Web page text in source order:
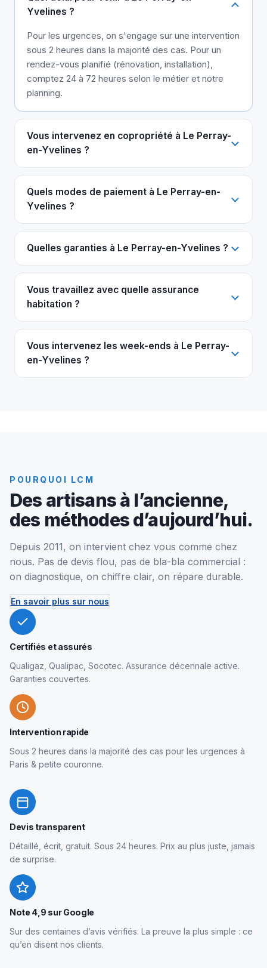
Yvelines ?
Pour les urgences, on s'engage sur une intervention
sous 2 heures dans la majorité des cas. Pour un
rendez-vous planifié (rénovation, installation),
comptez 24 à 72 heures selon le métier et notre
planning.
Vous intervenez en copropriété à Le Perray-
en-Yvelines ?
Quels modes de paiement à Le Perray-en-
Yvelines ?
Quelles garanties à Le Perray-en-Yvelines ?
Vous travaillez avec quelle assurance
habitation ?
Vous intervenez les week-ends à Le Perray-
en-Yvelines ?
POURQUOI LCM
Des artisans à l’ancienne,
des méthodes d’aujourd’hui.
Depuis 2011, on intervient chez vous comme chez
nous. Pas de devis flou, pas de bla-bla commercial :
on diagnostique, on chiffre clair, on répare durable.
En savoir plus sur nous
Certifiés et assurés
Qualigaz, Qualipac, Socotec. Assurance décennale active.
Garanties couvertes.
Intervention rapide
Sous 2 heures dans la majorité des cas pour les urgences à
Paris & petite couronne.
Devis transparent
Détaillé, écrit, gratuit. Sous 24 heures. Prix au plus juste, jamais
de surprise.
Note 4,9 sur Google
Sur des centaines d’avis vérifiés. La preuve la plus simple : ce
qu’en disent nos clients.